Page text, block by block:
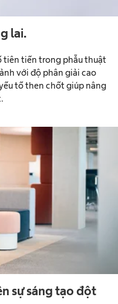
lai.
tiên tiến trong phẫu thuật
với độ phân giải cao
tố then chốt giúp nâng
sự sáng tạo đột